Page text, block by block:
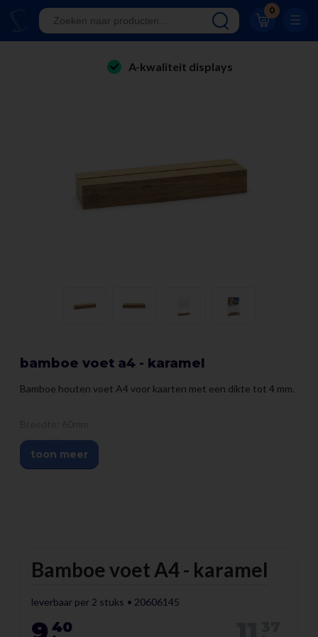
0
Klantwaardering 8.9
A-kwaliteit displays
Eigen productie
bamboe voet a4 - karamel
Bamboe houten voet A4 voor kaarten met een dikte tot 4 mm.
Dikte: 30mm
Lengte: 210mm
hout een fantastisch duurzaam goed verhaal.
dag meer dan één meter groeien en na 2 jaar klaar zijn om
gekapt te worden.
toon meer
Bamboe voet A4 - karamel
leverbaar per 2 stuks 20606145
40